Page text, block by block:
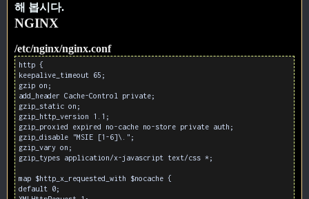
해 봅시다.
NGINX
/etc/nginx/nginx.conf
http {
keepalive_timeout 65;
gzip on;
add_header Cache-Control private;
gzip_static on;
gzip_http_version 1.1;
gzip_proxied expired no-cache no-store private auth;
gzip_disable "MSIE [1-6]\.";
gzip_vary on;
gzip_types application/x-javascript text/css *;
map $http_x_requested_with $nocache {
default 0;